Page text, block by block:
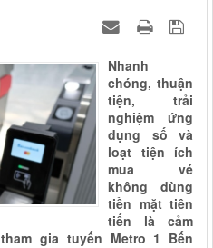
chóng, thuận
tiện, trải
nghiệm ứng
dụng số và
loạt tiện ích
mua vé
không dùng
tiền mặt tiên
tiến là cảm
gia tuyến Metro 1 Bến